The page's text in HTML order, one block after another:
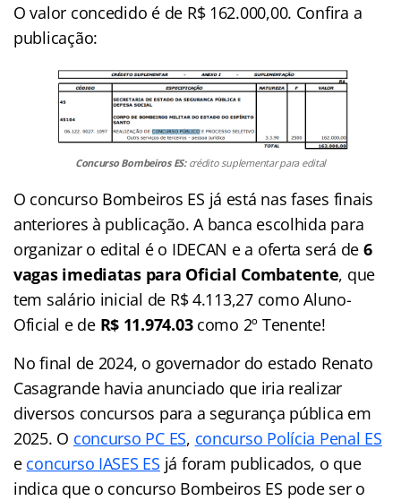
O valor concedido é de R$ 162.000,00. Confira a
publicação:
Concurso Bombeiros ES:crédito suplementar para edital
O concurso Bombeiros ES já está nas fases finais
anteriores à publicação. A banca escolhida para
organizar o edital é o IDECAN e a oferta será de 6
vagas imediatas para Oficial Combatente, que
tem salário inicial de R$ 4.113,27 como Aluno-
Oficial e de R$ 11.974.03como 2º Tenente!
No final de 2024, o governador do estado Renato
Casagrande havia anunciado que iria realizar
diversos concursos para a segurança pública em
2025. O concurso PC ES, concurso Polícia Penal ES
e concurso IASES ES já foram publicados, o que
indica que o concurso Bombeiros ES pode ser o